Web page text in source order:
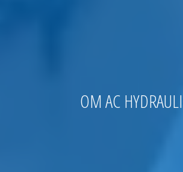
OM AC